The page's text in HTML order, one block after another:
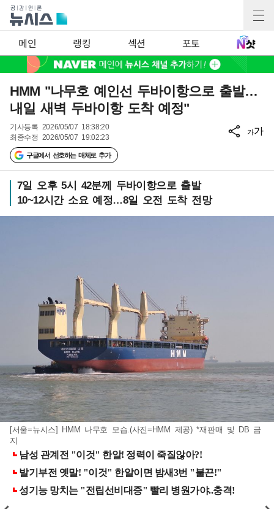
메인 랭킹 섹션 포토
HMM "나무호 예인선 두바이항으로 출발…
내일 새벽 두바이항 도착 예정"
기사등록 2026/05/07 18:38:20
최종수정 2026/05/07 19:02:23
구글에서 선호하는 매체로 추가
가가
7일 오후 5시 42분께 두바이항으로 출발
10~12시간 소요 예정…8일 오전 도착 전망
[서울=뉴시스] HMM 나무호 모습.(사진=HMM 제공) *재판매 및 DB 금
지